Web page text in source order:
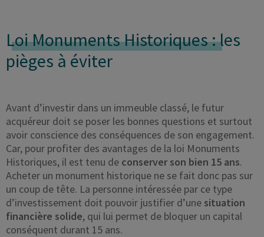
Loi Monuments Historiques :les
pièges à éviter
Avant d’investir dans un immeuble classé, le futur
acquéreur doit se poser les bonnes questions et surtout
avoir conscience des conséquences de son engagement.
Car, pour profiter des avantages de la loi Monuments
Historiques, il est tenu de conserver son bien 15 ans.
Acheter un monument historique ne se fait donc pas sur
un coup de tête. La personne intéressée par ce type
d’investissement doit pouvoir justifier d’une situation
financière solide, qui lui permet de bloquer un capital
conséquent durant 15 ans.